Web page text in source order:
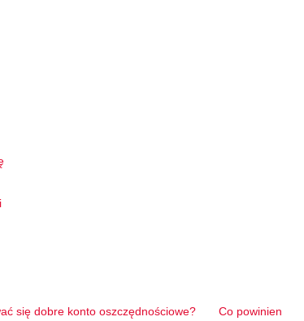
się dobre konto oszczędnościowe? Co powinien